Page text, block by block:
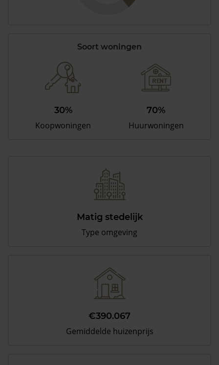
Soort woningen
30%
Koopwoningen
70%
Huurwoningen
Matig stedelijk
Type omgeving
€390.067
Gemiddelde huizenprijs